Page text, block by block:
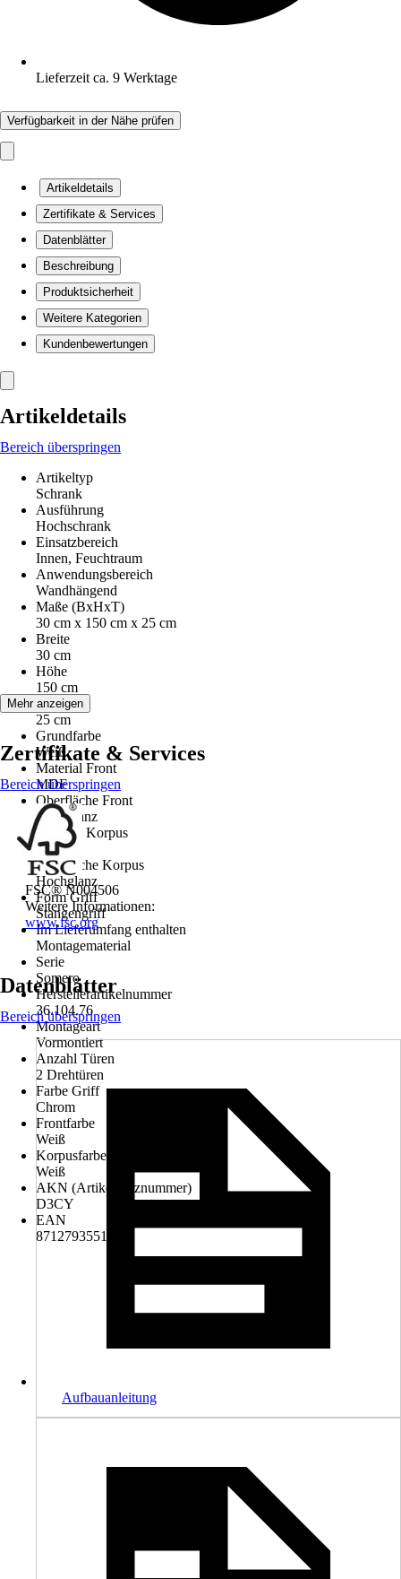
Lieferzeit ca. 9 Werktage
Verfügbarkeit in der Nähe prüfen
Artikeldetails
Zertifikate & Services
Datenblätter
Beschreibung
Produktsicherheit
Weitere Kategorien
Kundenbewertungen
Artikeldetails
Bereich überspringen
Artikeltyp
Schrank
Ausführung
Hochschrank
Einsatzbereich
Innen, Feuchtraum
Anwendungsbereich
Wandhängend
Maße (BxHxT)
30 cm x 150 cm x 25 cm
Breite
30 cm
Höhe
150 cm
Tiefe
25 cm
Grundfarbe
Weiß
Material Front
MDF
Oberfläche Front
Hochglanz
Material Korpus
MDF
Oberfläche Korpus
Hochglanz
Form Griff
Stangengriff
Im Lieferumfang enthalten
Montagematerial
Serie
Somero
Herstellerartikelnummer
36.104.76
Montageart
Vormontiert
Anzahl Türen
2 Drehtüren
Farbe Griff
Chrom
Frontfarbe
Weiß
Korpusfarbe
Weiß
AKN (Artikelkurznummer)
D3CY
EAN
8712793551585
Mehr anzeigen
Zertifikate & Services
Bereich überspringen
FSC® N004506
Weitere Informationen:
www.fsc.org
Datenblätter
Bereich überspringen
Aufbauanleitung